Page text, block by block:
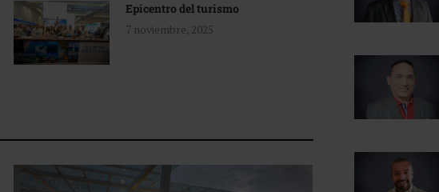
Epicentro del turismo
7 noviembre, 2025